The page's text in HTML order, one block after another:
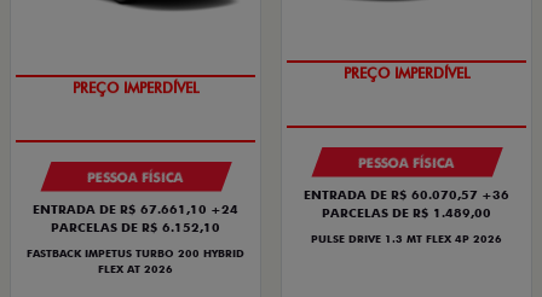
PREÇO IMPERDÍVEL
PESSOA FÍSICA
ENTRADA DE R$ 67.661,10 +24
PARCELAS DE R$ 6.152,10
FASTBACK IMPETUS TURBO 200 HYBRID
FLEX AT 2026
PREÇO IMPERDÍVEL
PESSOA FÍSICA
ENTRADA DE R$ 60.070,57 +36
PARCELAS DE R$ 1.489,00
PULSE DRIVE 1.3 MT FLEX 4P 2026